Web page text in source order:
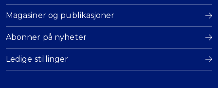
Magasiner og publikasjoner
Abonner på nyheter
Ledige stillinger